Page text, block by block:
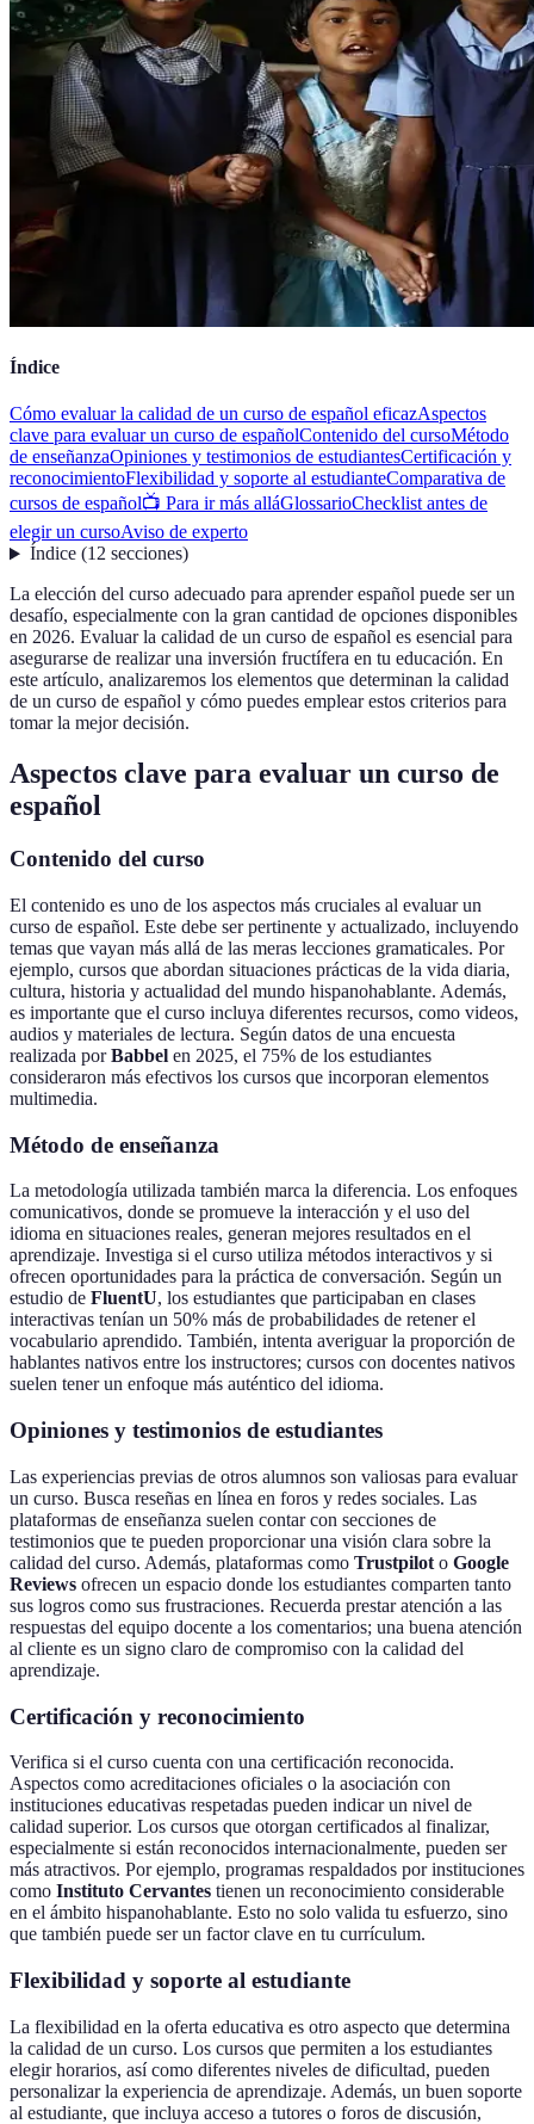
Índice
Cómo evaluar la calidad de un curso de español eficazAspectos
clave para evaluar un curso de españolContenido del cursoMétodo
de enseñanzaOpiniones y testimonios de estudiantesCertificación y
reconocimientoFlexibilidad y soporte al estudianteComparativa de
cursos de español📺 Para ir más alláGlossarioChecklist antes de
elegir un cursoAviso de experto
Índice(12 secciones)
La elección del curso adecuado para aprender español puede ser un
desafío, especialmente con la gran cantidad de opciones disponibles
en 2026. Evaluar la calidad de un curso de español es esencial para
asegurarse de realizar una inversión fructífera en tu educación. En
este artículo, analizaremos los elementos que determinan la calidad
de un curso de español y cómo puedes emplear estos criterios para
tomar la mejor decisión.
Aspectos clave para evaluar un curso de
español
Contenido del curso
El contenido es uno de los aspectos más cruciales al evaluar un
curso de español. Este debe ser pertinente y actualizado, incluyendo
temas que vayan más allá de las meras lecciones gramaticales. Por
ejemplo, cursos que abordan situaciones prácticas de la vida diaria,
cultura, historia y actualidad del mundo hispanohablante. Además,
es importante que el curso incluya diferentes recursos, como videos,
audios y materiales de lectura. Según datos de una encuesta
realizada porBabbel en 2025, el 75% de los estudiantes
consideraron más efectivos los cursos que incorporan elementos
multimedia.
Método de enseñanza
La metodología utilizada también marca la diferencia. Los enfoques
comunicativos, donde se promueve la interacción y el uso del
idioma en situaciones reales, generan mejores resultados en el
aprendizaje. Investiga si el curso utiliza métodos interactivos y si
ofrecen oportunidades para la práctica de conversación. Según un
estudio de FluentU, los estudiantes que participaban en clases
interactivas tenían un 50% más de probabilidades de retener el
vocabulario aprendido. También, intenta averiguar la proporción de
hablantes nativos entre los instructores; cursos con docentes nativos
suelen tener un enfoque más auténtico del idioma.
Opiniones y testimonios de estudiantes
Las experiencias previas de otros alumnos son valiosas para evaluar
un curso. Busca reseñas en línea en foros y redes sociales. Las
plataformas de enseñanza suelen contar con secciones de
testimonios que te pueden proporcionar una visión clara sobre la
calidad del curso. Además, plataformas como Trustpilot o Google
Reviews ofrecen un espacio donde los estudiantes comparten tanto
sus logros como sus frustraciones. Recuerda prestar atención a las
respuestas del equipo docente a los comentarios; una buena atención
al cliente es un signo claro de compromiso con la calidad del
aprendizaje.
Certificación y reconocimiento
Verifica si el curso cuenta con una certificación reconocida.
Aspectos como acreditaciones oficiales o la asociación con
instituciones educativas respetadas pueden indicar un nivel de
calidad superior. Los cursos que otorgan certificados al finalizar,
especialmente si están reconocidos internacionalmente, pueden ser
más atractivos. Por ejemplo, programas respaldados por instituciones
como Instituto Cervantes tienen un reconocimiento considerable
en el ámbito hispanohablante. Esto no solo valida tu esfuerzo, sino
que también puede ser un factor clave en tu currículum.
Flexibilidad y soporte al estudiante
La flexibilidad en la oferta educativa es otro aspecto que determina
la calidad de un curso. Los cursos que permiten a los estudiantes
elegir horarios, así como diferentes niveles de dificultad, pueden
personalizar la experiencia de aprendizaje. Además, un buen soporte
al estudiante, que incluya acceso a tutores o foros de discusión,